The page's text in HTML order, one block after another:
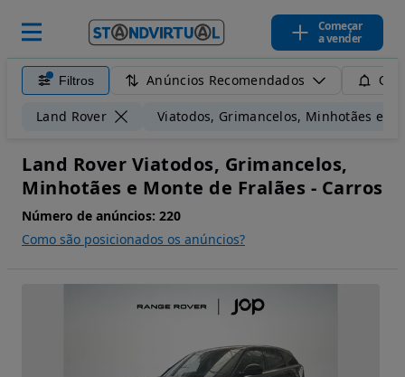
Começar
a vender
Filtros Anúncios Recomendados
Land Rover Viatodos, Grimancelos, Minhotães e
Land Rover Viatodos, Grimancelos,
Minhotães e Monte de Fralães - Carros
Número de anúncios: 220
Como são posicionados os anúncios?